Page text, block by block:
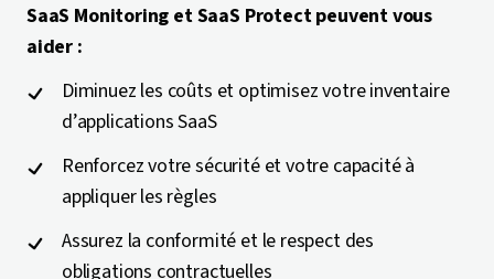
SaaS Monitoring et SaaS Protect peuvent vous
aider :
Diminuez les coûts et optimisez votre inventaire
d’applications SaaS
Renforcez votre sécurité et votre capacité à
appliquer les règles
Assurez la conformité et le respect des
obligations contractuelles